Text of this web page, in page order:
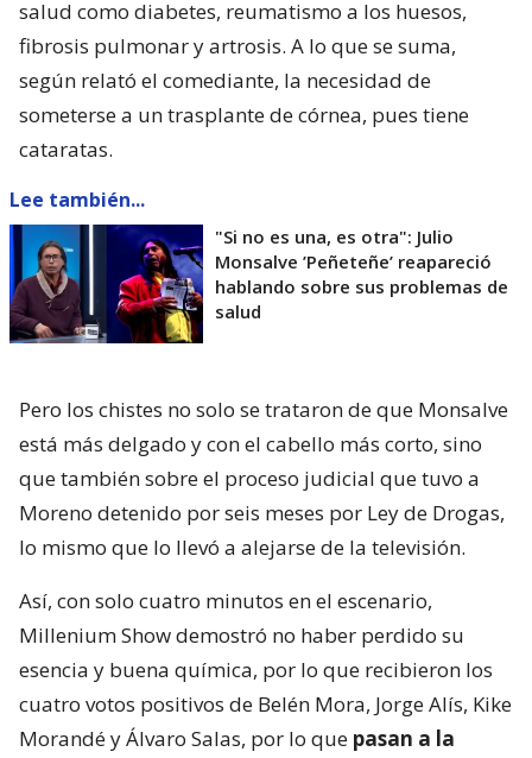
salud como diabetes, reumatismo a los huesos,
fibrosis pulmonar y artrosis. A lo que se suma,
según relató el comediante, la necesidad de
someterse a un trasplante de córnea, pues tiene
cataratas.
Lee también...
"Si no es una, es otra": Julio
Monsalve ’Peñeteñe’ reapareció
hablando sobre sus problemas de
salud
Pero los chistes no solo se trataron de que Monsalve
está más delgado y con el cabello más corto, sino
que también sobre el proceso judicial que tuvo a
Moreno detenido por seis meses por Ley de Drogas,
lo mismo que lo llevó a alejarse de la televisión.
Así, con solo cuatro minutos en el escenario,
Millenium Show demostró no haber perdido su
esencia y buena química, por lo que recibieron los
cuatro votos positivos de Belén Mora, Jorge Alís, Kike
Morandé y Álvaro Salas, por lo que pasan a la